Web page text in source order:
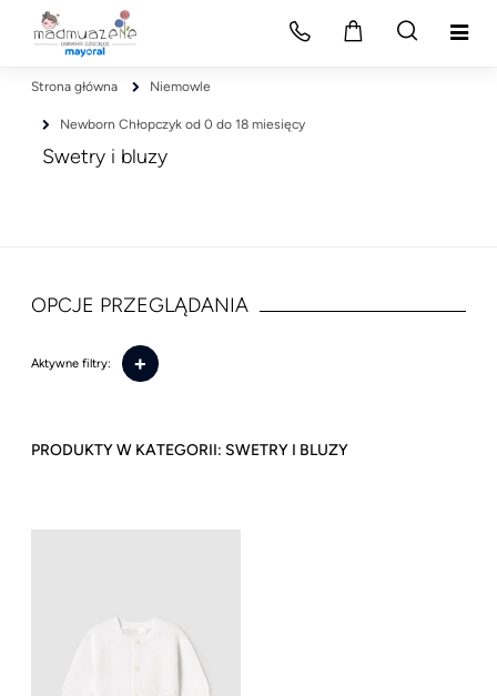
Strona główna Niemowle
Newborn Chłopczyk od 0 do 18 miesięcy
Swetry i bluzy
OPCJE PRZEGLĄDANIA
Aktywne filtry: +
SWETRY I BLUZY